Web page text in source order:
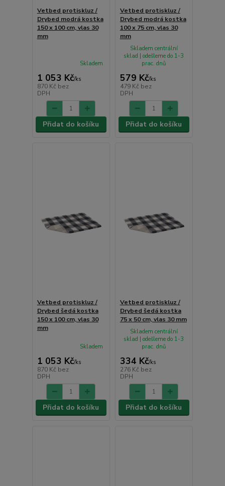
Vetbed protiskluz /
Drybed modrá kostka
150 x 100 cm, vlas 30
mm
1 053 Kč/ks
870 Kč bez
DPH
Skladem
Přidat do košíku
Vetbed protiskluz /
Drybed modrá kostka
100 x 75 cm, vlas 30
mm
579 Kč/ks
479 Kč bez
DPH
Skladem centrální
sklad | odešleme do 1-3
prac. dnů
Přidat do košíku
Vetbed protiskluz /
Drybed šedá kostka
150 x 100 cm, vlas 30
mm
1 053 Kč/ks
870 Kč bez
DPH
Skladem
Přidat do košíku
Vetbed protiskluz /
Drybed šedá kostka
75 x 50 cm, vlas 30 mm
334 Kč/ks
276 Kč bez
DPH
Skladem centrální
sklad | odešleme do 1-3
prac. dnů
Přidat do košíku